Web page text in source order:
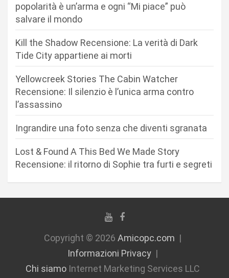
popolarità è un’arma e ogni “Mi piace” può
salvare il mondo
Kill the Shadow Recensione: La verità di Dark
Tide City appartiene ai morti
Yellowcreek Stories The Cabin Watcher
Recensione: Il silenzio è l’unica arma contro
l’assassino
Ingrandire una foto senza che diventi sgranata
Lost & Found A This Bed We Made Story
Recensione: il ritorno di Sophie tra furti e segreti
Copyright © 2026 Amicopc.com
Informazioni Privacy
Chi siamoInternet Marketing Services LLC